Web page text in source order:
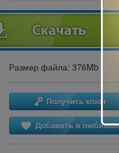
Размер файла: 376Mb